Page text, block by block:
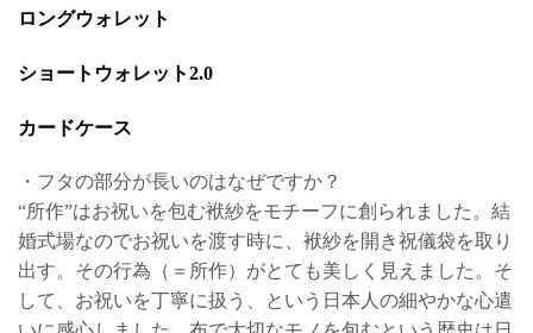
ロングウォレット
ショートウォレット2.0
カードケース
・フタの部分が長いのはなぜですか？
“所作”はお祝いを包む袱紗をモチーフに創られました。結
婚式場なのでお祝いを渡す時に、袱紗を開き祝儀袋を取り
出す。その行為（＝所作）がとても美しく見えました。そ
して、お祝いを丁寧に扱う、という日本人の細やかな心遣